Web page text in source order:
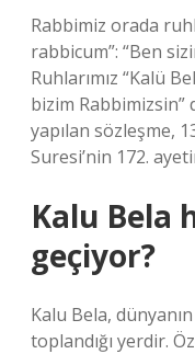
Rabbimiz orada
rabbicum”: “Ben
Ruhlarımız “Kalü
bizim Rabbimizsin”
yapılan sözleşme,
Suresi’nin 172.
Kalu Bela
geçiyor?
Kalu Bela,
toplandığı yerdir.